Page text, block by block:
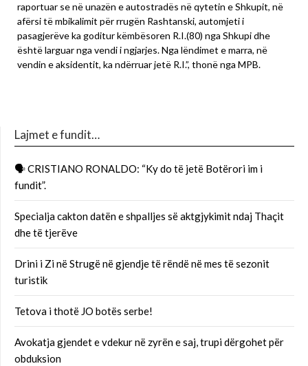
raportuar se në unazën e autostradës në qytetin e Shkupit, në
afërsi të mbikalimit për rrugën Rashtanski, automjeti i
pasagjerëve ka goditur këmbësoren R.I.(80) nga Shkupi dhe
është larguar nga vendi i ngjarjes. Nga lëndimet e marra, në
vendin e aksidentit, ka ndërruar jetë R.I.”, thonë nga MPB.
Lajmet e fundit…
🗣 CRISTIANO RONALDO: “Ky do të jetë Botërori im i
fundit”.
Specialja cakton datën e shpalljes së aktgjykimit ndaj Thaçit
dhe të tjerëve
Drini i Zi në Strugë në gjendje të rëndë në mes të sezonit
turistik
Tetova i thotë JO botës serbe!
Avokatja gjendet e vdekur në zyrën e saj, trupi dërgohet për
obduksion